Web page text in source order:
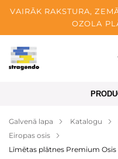
VAIRĀK RAKSTURA,
OZOLA
Tallina
Apmaksa
Par mums
Galvenā lapa Katalogu
Eiropas osis
Līmētas plātnes Premium